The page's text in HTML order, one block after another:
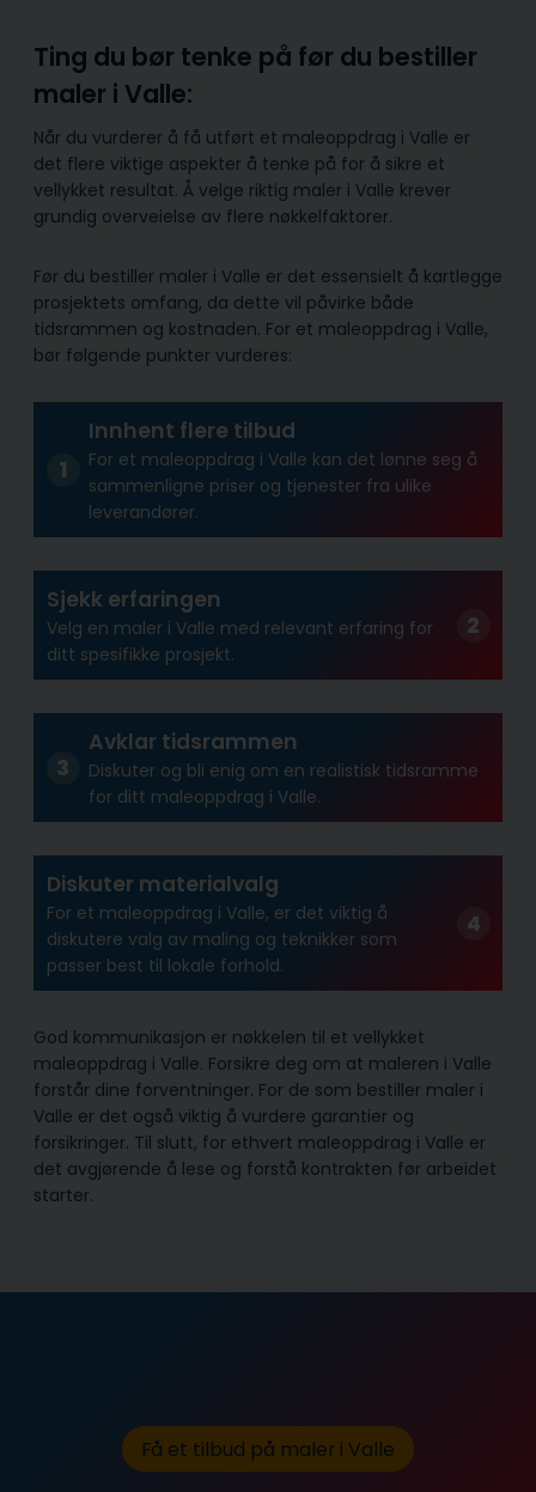
Ting du bør tenke på før du bestiller
maler i Valle:
Når du vurderer å få utført et maleoppdrag i Valle er
det flere viktige aspekter å tenke på for å sikre et
vellykket resultat. Å velge riktig maler i Valle krever
grundig overveielse av flere nøkkelfaktorer.
Før du bestiller maler i Valle er det essensielt å kartlegge
prosjektets omfang, da dette vil påvirke både
tidsrammen og kostnaden. For et maleoppdrag i Valle,
bør følgende punkter vurderes:
Innhent flere tilbud
For et maleoppdrag i Valle kan det lønne seg å
sammenligne priser og tjenester fra ulike
leverandører.
Sjekk erfaringen
Velg en maler i Valle med relevant erfaring for
ditt spesifikke prosjekt.
Avklar tidsrammen
Diskuter og bli enig om en realistisk tidsramme
for ditt maleoppdrag i Valle.
Diskuter materialvalg
For et maleoppdrag i Valle, er det viktig å
diskutere valg av maling og teknikker som
passer best til lokale forhold.
God kommunikasjon er nøkkelen til et vellykket
maleoppdrag i Valle. Forsikre deg om at maleren i Valle
forstår dine forventninger. For de som bestiller maler i
Valle er det også viktig å vurdere garantier og
forsikringer. Til slutt, for ethvert maleoppdrag i Valle er
det avgjørende å lese og forstå kontrakten før arbeidet
starter.
Få et tilbud på maler i Valle